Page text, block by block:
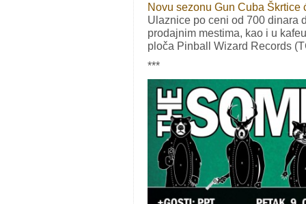
Novu sezonu Gun Cuba Škrtice
Ulaznice po ceni od 700 dinara
prodajnim mestima, kao i u
ploča Pinball Wizard Records
***